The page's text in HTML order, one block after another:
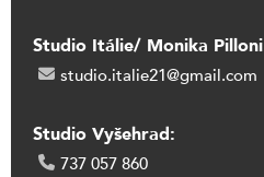
Studio Itálie/ Monika Pilloni
studio.italie21@gmail.com
Studio Vyšehrad:
737 057 860